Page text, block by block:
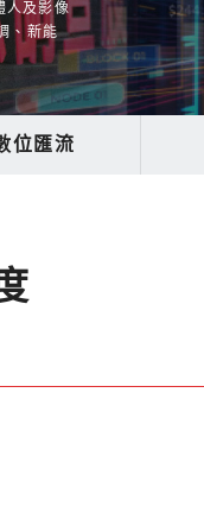
人及影像
、新能
位匯流